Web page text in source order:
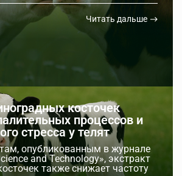
здоровья животных, если не будет
и устранено вовремя.Читать дальше
косточек
процессов и
стресса у телят
опубликованным в журнале
and Technology», экстракт
также снижает частоту